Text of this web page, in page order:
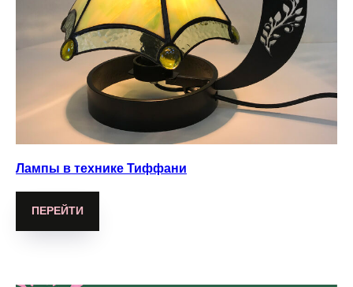
Лампы в технике Тиффани
ПЕРЕЙТИ